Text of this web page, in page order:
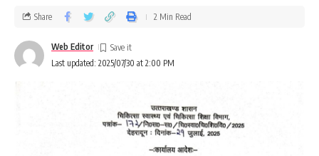
Last updated: 2025/07/30 at 2:00 PM
Web Editor
Share 2 Min Read